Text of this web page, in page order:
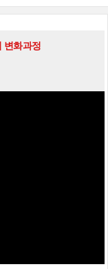
변화과정